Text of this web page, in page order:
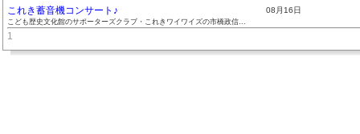
これき蓄音機コンサート♪ 08月16日
こども歴史文化館のサポーターズクラブ・これきワイワイズの市橋政信...
1